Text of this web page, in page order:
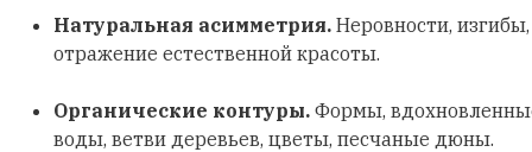
Натуральная асимметрия. Неровности,
отражение естественной красоты.
Органические контуры. Формы,
воды, ветви деревьев, цветы, песчаные дюны.